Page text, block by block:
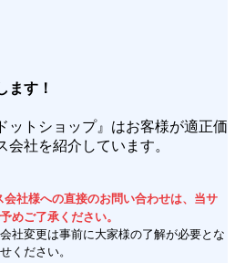
ます！
ットショップ』はお客様が適正価
社を紹介しています。
社様への直接のお問い合わせは、当サ
めご了承ください。
社変更は事前に大家様の了解が必要とな
ください。